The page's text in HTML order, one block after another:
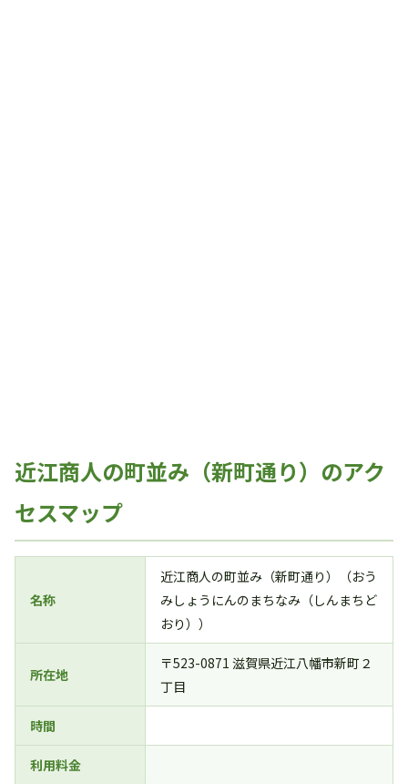
近江商人の町並み（新町通り）のアク
セスマップ
名称
近江商人の町並み（新町通り）（おう
みしょうにんのまちなみ（しんまちど
おり））
所在地
〒523-0871 滋賀県近江八幡市新町２
丁目
時間
利用料金